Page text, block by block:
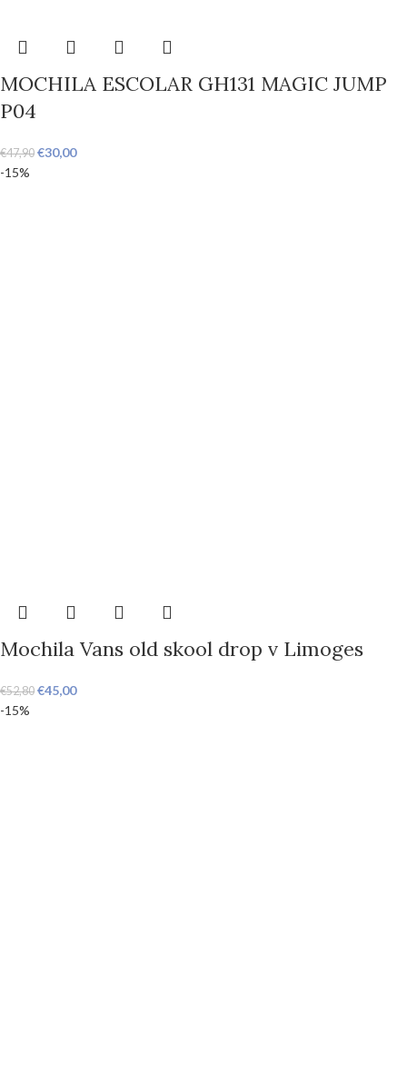
MOCHILA ESCOLAR GH131 MAGIC JUMP
P04
€47,90 €30,00
-15%
Mochila Vans old skool drop v Limoges
€52,80 €45,00
-15%